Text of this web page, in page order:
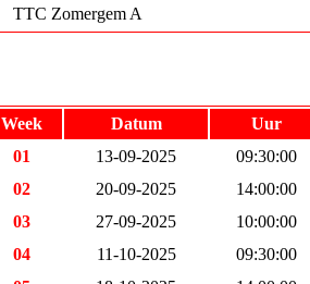
TTC Zomergem A
Week Datum Uur
01
13-09-2025 09:30:00
02
20-09-2025 14:00:00
03
27-09-2025 10:00:00
04
11-10-2025 09:30:00